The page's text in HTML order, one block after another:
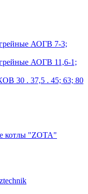
АОГВ 7-3;
АОГВ 11,6-1;
30 . 37,5 . 45; 63; 80
котлы "ZOTA"